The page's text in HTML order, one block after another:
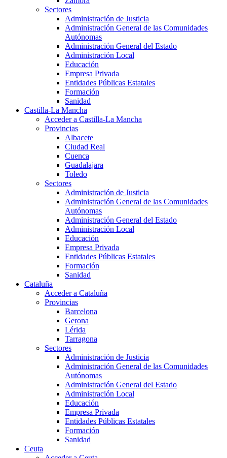
Sectores
Administración de Justicia
Administración General de las Comunidades
Autónomas
Administración General del Estado
Administración Local
Educación
Empresa Privada
Entidades Públicas Estatales
Formación
Sanidad
Castilla-La Mancha
Acceder a Castilla-La Mancha
Provincias
Albacete
Ciudad Real
Cuenca
Guadalajara
Toledo
Sectores
Administración de Justicia
Administración General de las Comunidades
Autónomas
Administración General del Estado
Administración Local
Educación
Empresa Privada
Entidades Públicas Estatales
Formación
Sanidad
Cataluña
Acceder a Cataluña
Provincias
Barcelona
Gerona
Lérida
Tarragona
Sectores
Administración de Justicia
Administración General de las Comunidades
Autónomas
Administración General del Estado
Administración Local
Educación
Empresa Privada
Entidades Públicas Estatales
Formación
Sanidad
Ceuta